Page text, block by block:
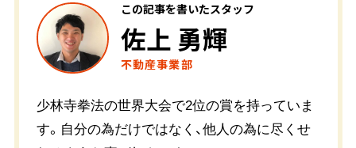
この記事を書いたスタッフ
佐上 勇輝
不動産事業部
少林寺拳法の世界大会で2位の賞を持っていま
す。自分の為だけではなく、他人の為に尽くせ